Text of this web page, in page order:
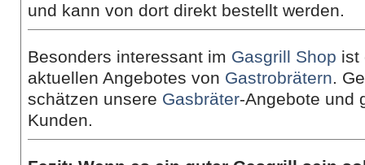
und kann von dort direkt bestellt werden.
Besonders interessant im Gasgrill Shop ist
aktuellen Angebotes von Gastrobrätern.
schätzen unsere Gasbräter-Angebote und
Kunden.